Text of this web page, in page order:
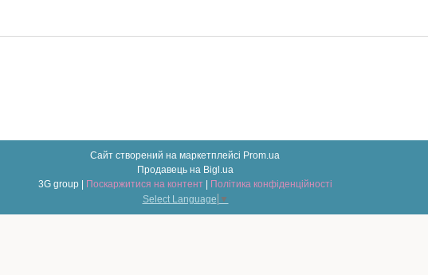
Сайт створений на маркетплейсі Prom.ua
Продавець на Bigl.ua
Поскаржитися на контент
Політика конфіденційності
Select Language ▼